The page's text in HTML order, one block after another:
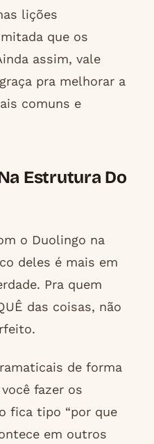
lições
que os
assim, vale
pra melhorar a
comuns e
Estrutura Do
o Duolingo na
deles é mais em
Pra quem
das coisas, não
de forma
fazer os
fica tipo “por que
em outros